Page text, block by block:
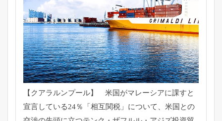
【クアラルンプール】 米国がマレーシアに課すと
宣言している24％「相互関税」 について、米国との